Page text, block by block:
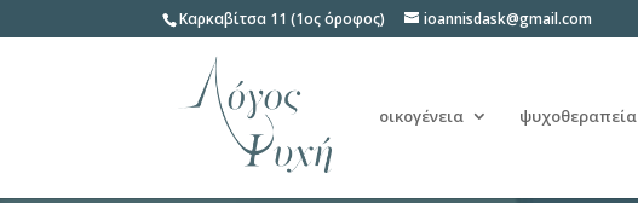
Καρκαβίτσα 11 (1ος όροφος) ioannisdask@gmail.com
οικογένεια ψυχοθεραπεία